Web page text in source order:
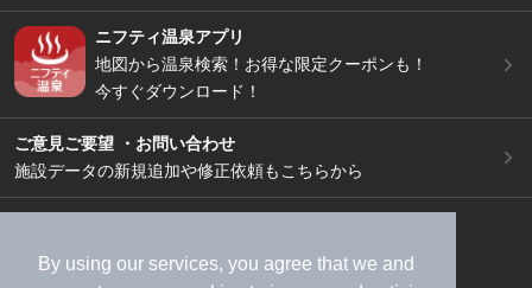
By using our services, you agree that we and
ニフティ温泉アプリ
地図から温泉検索！お得な限定クーポンも！
今すぐダウンロード！
ご意見ご要望 ・お問い合わせ
施設データの新規追加や修正依頼もこちらから
加盟店募集（資料請求）
広告出稿のご案内